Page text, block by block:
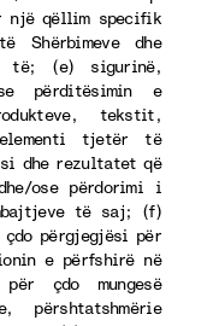
një qëllim specifik
dhe
të; (e) sigurinë,
përditësimin e
tekstit,
tjetër të
dhe rezultatet që
ose përdorimi i
të saj; (f)
çdo përgjegjësi për
e përfshirë në
çdo mungesë
përshtatshmërie